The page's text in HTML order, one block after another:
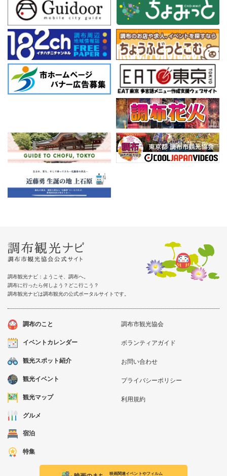
調布観光ナビ：ようこそ、調布へ。
調布に行ったら何しよう？どこ行こう？
調布観光ナビは調布観光の公式ポータルサイトです。
調布のこと
イベントカレンダー
観光スポット紹介
観光イベント
観光マップ
グルメ
宿泊
特集
調布市観光協会
ボランティアガイド
お問い合わせ
プライバシーポリシー
利用規約
映画関連イベントやフィルム